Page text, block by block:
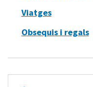
Viatges
Obsequis i regals